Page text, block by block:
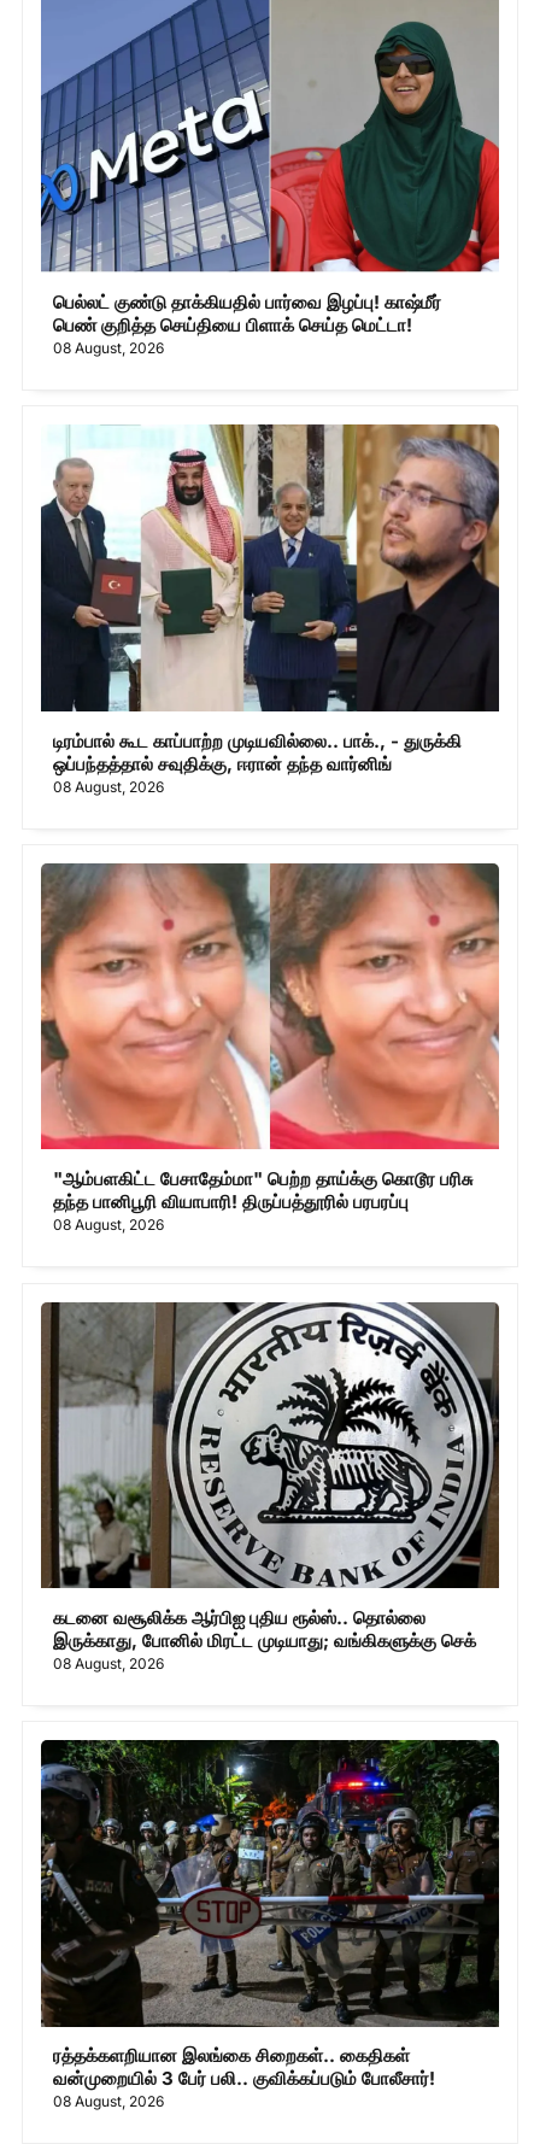
பெல்லட் குண்டு தாக்கியதில் பார்வை இழப்பு! காஷ்மீர்
பெண் குறித்த செய்தியை பிளாக் செய்த மெட்டா!
08 August, 2026
டிரம்பால் கூட காப்பாற்ற முடியவில்லை.. பாக்., - துருக்கி
ஒப்பந்தத்தால் சவுதிக்கு, ஈரான் தந்த வார்னிங்
08 August, 2026
"ஆம்பளகிட்ட பேசாதேம்மா" பெற்ற தாய்க்கு கொடூர பரிசு
தந்த பானிபூரி வியாபாரி! திருப்பத்தூரில் பரபரப்பு
08 August, 2026
கடனை வசூலிக்க ஆர்பிஐ புதிய ரூல்ஸ்.. தொல்லை
இருக்காது, போனில் மிரட்ட முடியாது; வங்கிகளுக்கு செக்
08 August, 2026
ரத்தக்களறியான இலங்கை சிறைகள்.. கைதிகள்
வன்முறையில் 3 பேர் பலி.. குவிக்கப்படும் போலீசார்!
08 August, 2026